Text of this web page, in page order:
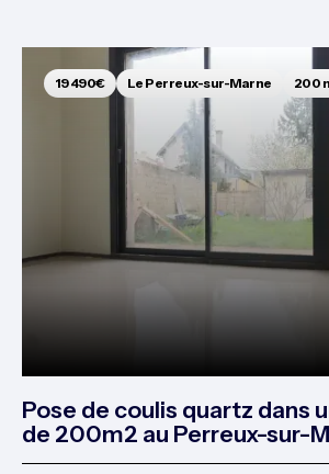
19 490€ Le Perreux-sur-Marne 200
Pose de coulis quartz dans
de 200m2 au Perreux-sur-